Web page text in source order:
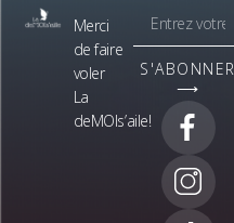
Merci
de faire
voler
La
deMOIs’aile!
S'ABONNER
⟶